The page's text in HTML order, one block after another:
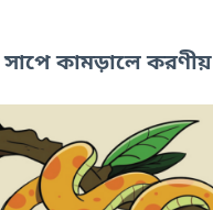
সাপে কামড়ালে করণীয়